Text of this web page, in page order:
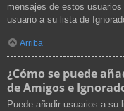
mensajes de estos
usuario a su lista de
Arriba
¿Cómo se puede
de Amigos e
Puede añadir usuarios a